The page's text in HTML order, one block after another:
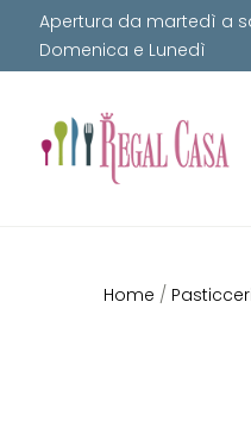
Apertura da martedì a
Domenica e Lunedì
Home /